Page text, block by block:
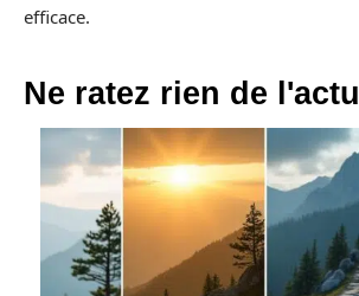
efficace.
Ne ratez rien de l'actu